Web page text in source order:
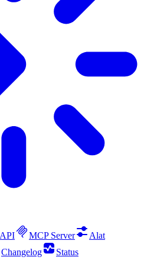
MCP Server
Alat
Changelog
Status